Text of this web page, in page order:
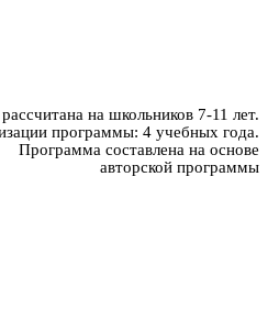
на школьников 7-11 лет.
4 учебных года.
на основе
авторской программы